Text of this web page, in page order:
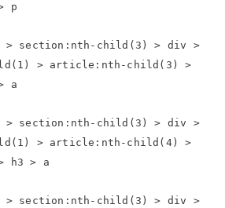
p
> section:nth-child(3) > div >
> article:nth-child(3) >
a
> section:nth-child(3) > div >
> article:nth-child(4) >
h3 > a
> section:nth-child(3) > div >